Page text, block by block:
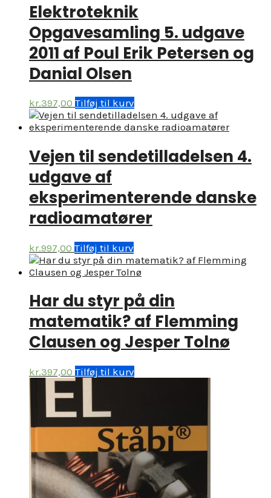
Elektroteknik
Opgavesamling 5. udgave
2011 af Poul Erik Petersen og
Danial Olsen
kr.397,00 Tilføj til kurv
Vejen til sendetilladelsen 4.
udgave af
eksperimenterende danske
radioamatører
kr.997,00 Tilføj til kurv
Har du styr på din
matematik? af Flemming
Clausen og Jesper Tolnø
kr.397,00 Tilføj til kurv